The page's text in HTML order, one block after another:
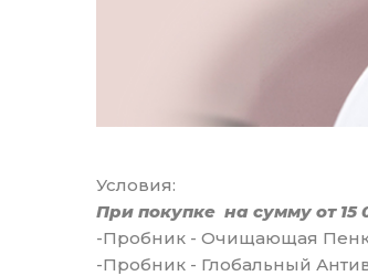
Условия:
При покупке на сумму от 15
-Пробник - Очищающая
-Пробник - Глобальный